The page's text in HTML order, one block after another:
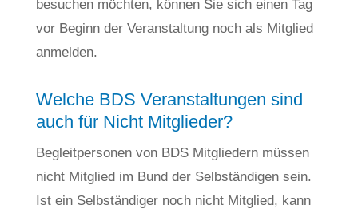
besuchen möchten, können Sie sich einen Tag
vor Beginn der Veranstaltung noch als Mitglied
anmelden.
Welche BDS Veranstaltungen sind
auch für Nicht Mitglieder?
Begleitpersonen von BDS Mitgliedern müssen
nicht Mitglied im Bund der Selbständigen sein.
Ist ein Selbständiger noch nicht Mitglied, kann